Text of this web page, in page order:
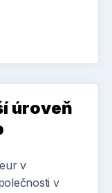
úroveň
v
v